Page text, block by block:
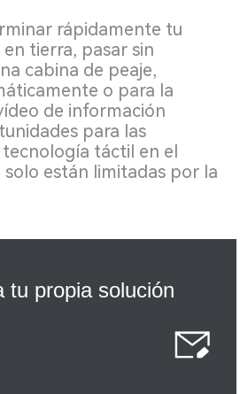
rápidamente tu
tierra, pasar sin
cabina de peaje,
o para la
de información
para las
táctil en el
están limitadas por la
tu propia solución